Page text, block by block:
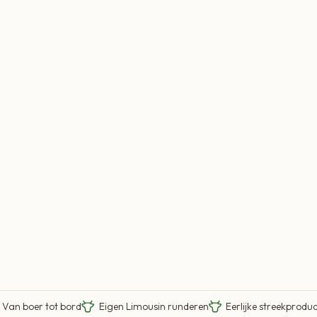
Van boer tot bord Eigen Limousin runderen Eerlijke